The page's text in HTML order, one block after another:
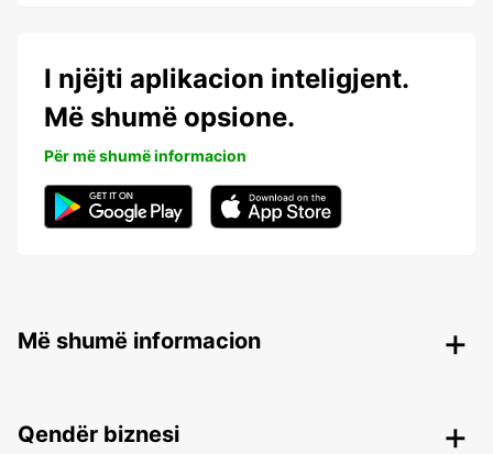
I njëjti aplikacion inteligjent.
Më shumë opsione.
Për më shumë informacion
Më shumë informacion
Qendër biznesi